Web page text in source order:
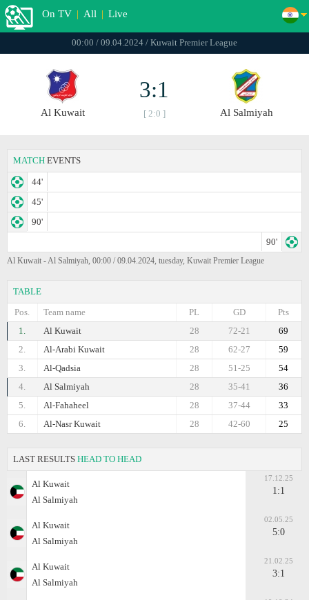
On TV | All | Live
00:00 / 09.04.2024 / Kuwait Premier League
Al Kuwait
3:1
[ 2:0 ] Al Salmiyah
MATCH EVENTS
44'
45'
90'
90'
Al Kuwait - Al Salmiyah, 00:00 / 09.04.2024, tuesday, Kuwait Premier League
TABLE
Pos.
Team name Pts
GD
PL
1.
Al Kuwait 69
72-21
28
2.
Al-Arabi Kuwait 59
62-27
28
3.
Al-Qadsia 54
51-25
28
4.
Al Salmiyah 36
35-41
28
5.
Al-Fahaheel 33
37-44
28
6.
Al-Nasr Kuwait 25
42-60
28
LAST RESULTS HEAD TO HEAD
Al Kuwait
Al Salmiyah
17.12.25
1:1
Al Kuwait
Al Salmiyah
02.05.25
5:0
Al Kuwait
Al Salmiyah
21.02.25
3:1